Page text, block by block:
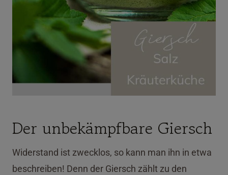
Der unbekämpfbare Giersch
Widerstand ist zwecklos, so kann man ihn in etwa
beschreiben! Denn der Giersch zählt zu den